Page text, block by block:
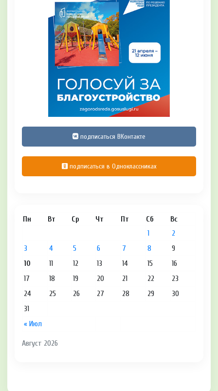
подписаться ВКонтакте
подписаться в Одноклассниках
Август 2026
Пн Вт Ср Чт Пт Сб Вс
« Июл
1
2
3
4 5 6 7 8
9
10
11 12 13 14 15
16
17
18 19 20 21 22
23
24
25 26 27 28 29
30
31